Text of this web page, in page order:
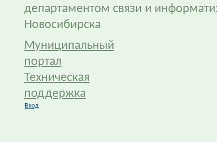
департаментом связи и
Новосибирска
Муниципальный
портал
Техническая
поддержка
Вход